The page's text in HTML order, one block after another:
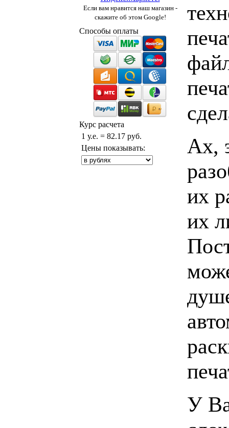
Если вам нравится наш магазин -
скажите об этом Google!
Способы оплаты
Курс расчета
1 у.е. = 82.17 руб.
Цены показывать:
Ах,
их
их
У